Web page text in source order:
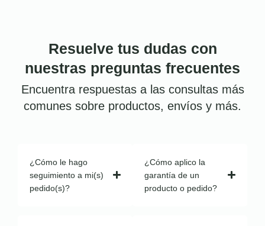
Resuelve tus dudas con
nuestras preguntas frecuentes
Encuentra respuestas a las consultas más
comunes sobre productos, envíos y más.
¿Cómo le hago
seguimiento a mi(s)
pedido(s)?
¿Cómo aplico la
garantía de un
producto o pedido?